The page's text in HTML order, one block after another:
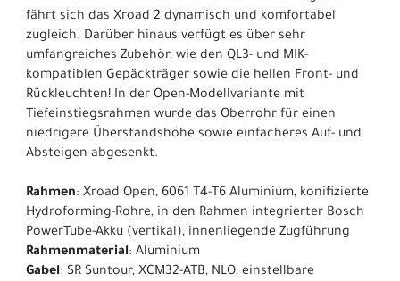
fährt sich das Xroad 2 dynamisch und komfortabel
zugleich. Darüber hinaus verfügt es über sehr
umfangreiches Zubehör, wie den QL3- und MIK-
kompatiblen Gepäckträger sowie die hellen Front- und
Rückleuchten! In der Open-Modellvariante mit
Tiefeinstiegsrahmen wurde das Oberrohr für einen
niedrigere Überstandshöhe sowie einfacheres Auf- und
Absteigen abgesenkt.
Rahmen: Xroad Open, 6061 T4-T6 Aluminium, konifizierte
Hydroforming-Rohre, in den Rahmen integrierter Bosch
PowerTube-Akku (vertikal), innenliegende Zugführung
Rahmenmaterial: Aluminium
Gabel: SR Suntour, XCM32-ATB, NLO, einstellbare